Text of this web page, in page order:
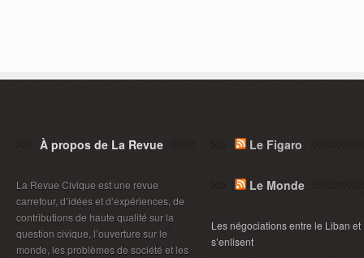
À propos de La Revue
La Revue Civique est une revue
carrefour, d’idées et d’expériences, de
contributions de haute qualité sur la
question civique, l’ouverture sur le
monde, les problèmes de société et les
Le Figaro
Le Monde
Les négociations entre le Liban et
s’enlisent